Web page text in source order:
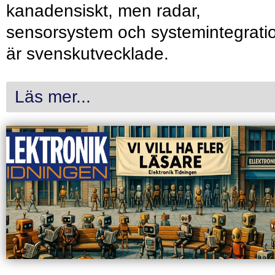
kanadensiskt, men radar,
sensorsystem och
är svenskutvecklade.
Läs mer...